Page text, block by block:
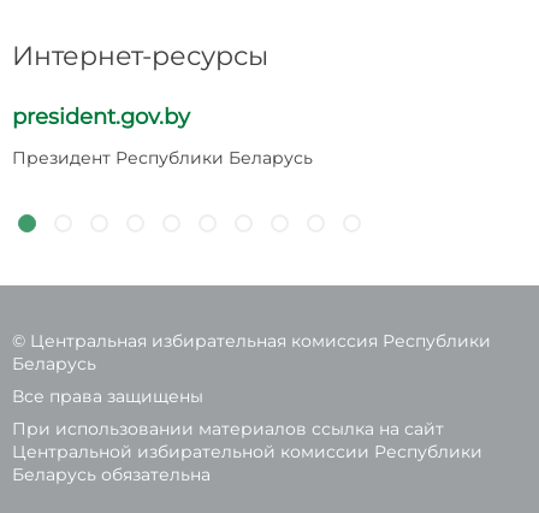
Интернет-ресурсы
president.gov.by
Президент Республики Беларусь
© Центральная избирательная комиссия Республики
Беларусь
Все права защищены
При использовании материалов ссылка на сайт
Центральной избирательной комиссии Республики
Беларусь обязательна